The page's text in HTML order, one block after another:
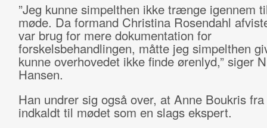
”Jeg kunne simpelthen ikke trænge igennem
møde. Da formand Christina Rosendahl
var brug for mere dokumentation for
forskelsbehandlingen, måtte jeg simpelthen
kunne overhovedet ikke finde ørenlyd,” siger
Hansen.
Han undrer sig også over, at Anne Boukris
indkaldt til mødet som en slags ekspert.